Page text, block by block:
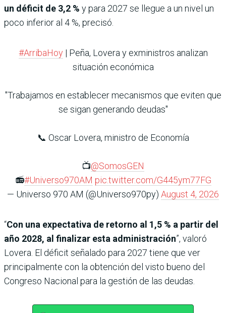
un déficit de 3,2 % y para 2027 se llegue a un nivel un
poco inferior al 4 %, precisó.
#ArribaHoy| Peña, Lovera y exministros analizan
situación económica
"Trabajamos en establecer mecanismos que eviten que
se sigan generando deudas"
📞 Oscar Lovera, ministro de Economía
📺@SomosGEN
📻#Universo970AM pic.twitter.com/G445ym77FG
— Universo 970 AM (@Universo970py) August 4, 2026
“Con una expectativa de retorno al 1,5 % a partir del
año 2028, al finalizar esta administración”, valoró
Lovera. El déficit señalado para 2027 tiene que ver
principalmente con la obtención del visto bueno del
Congreso Nacional para la gestión de las deudas.